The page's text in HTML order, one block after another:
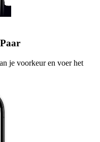
je voorkeur en voer het